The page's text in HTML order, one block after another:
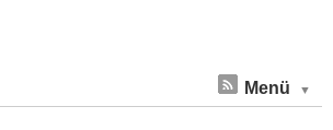
Menü